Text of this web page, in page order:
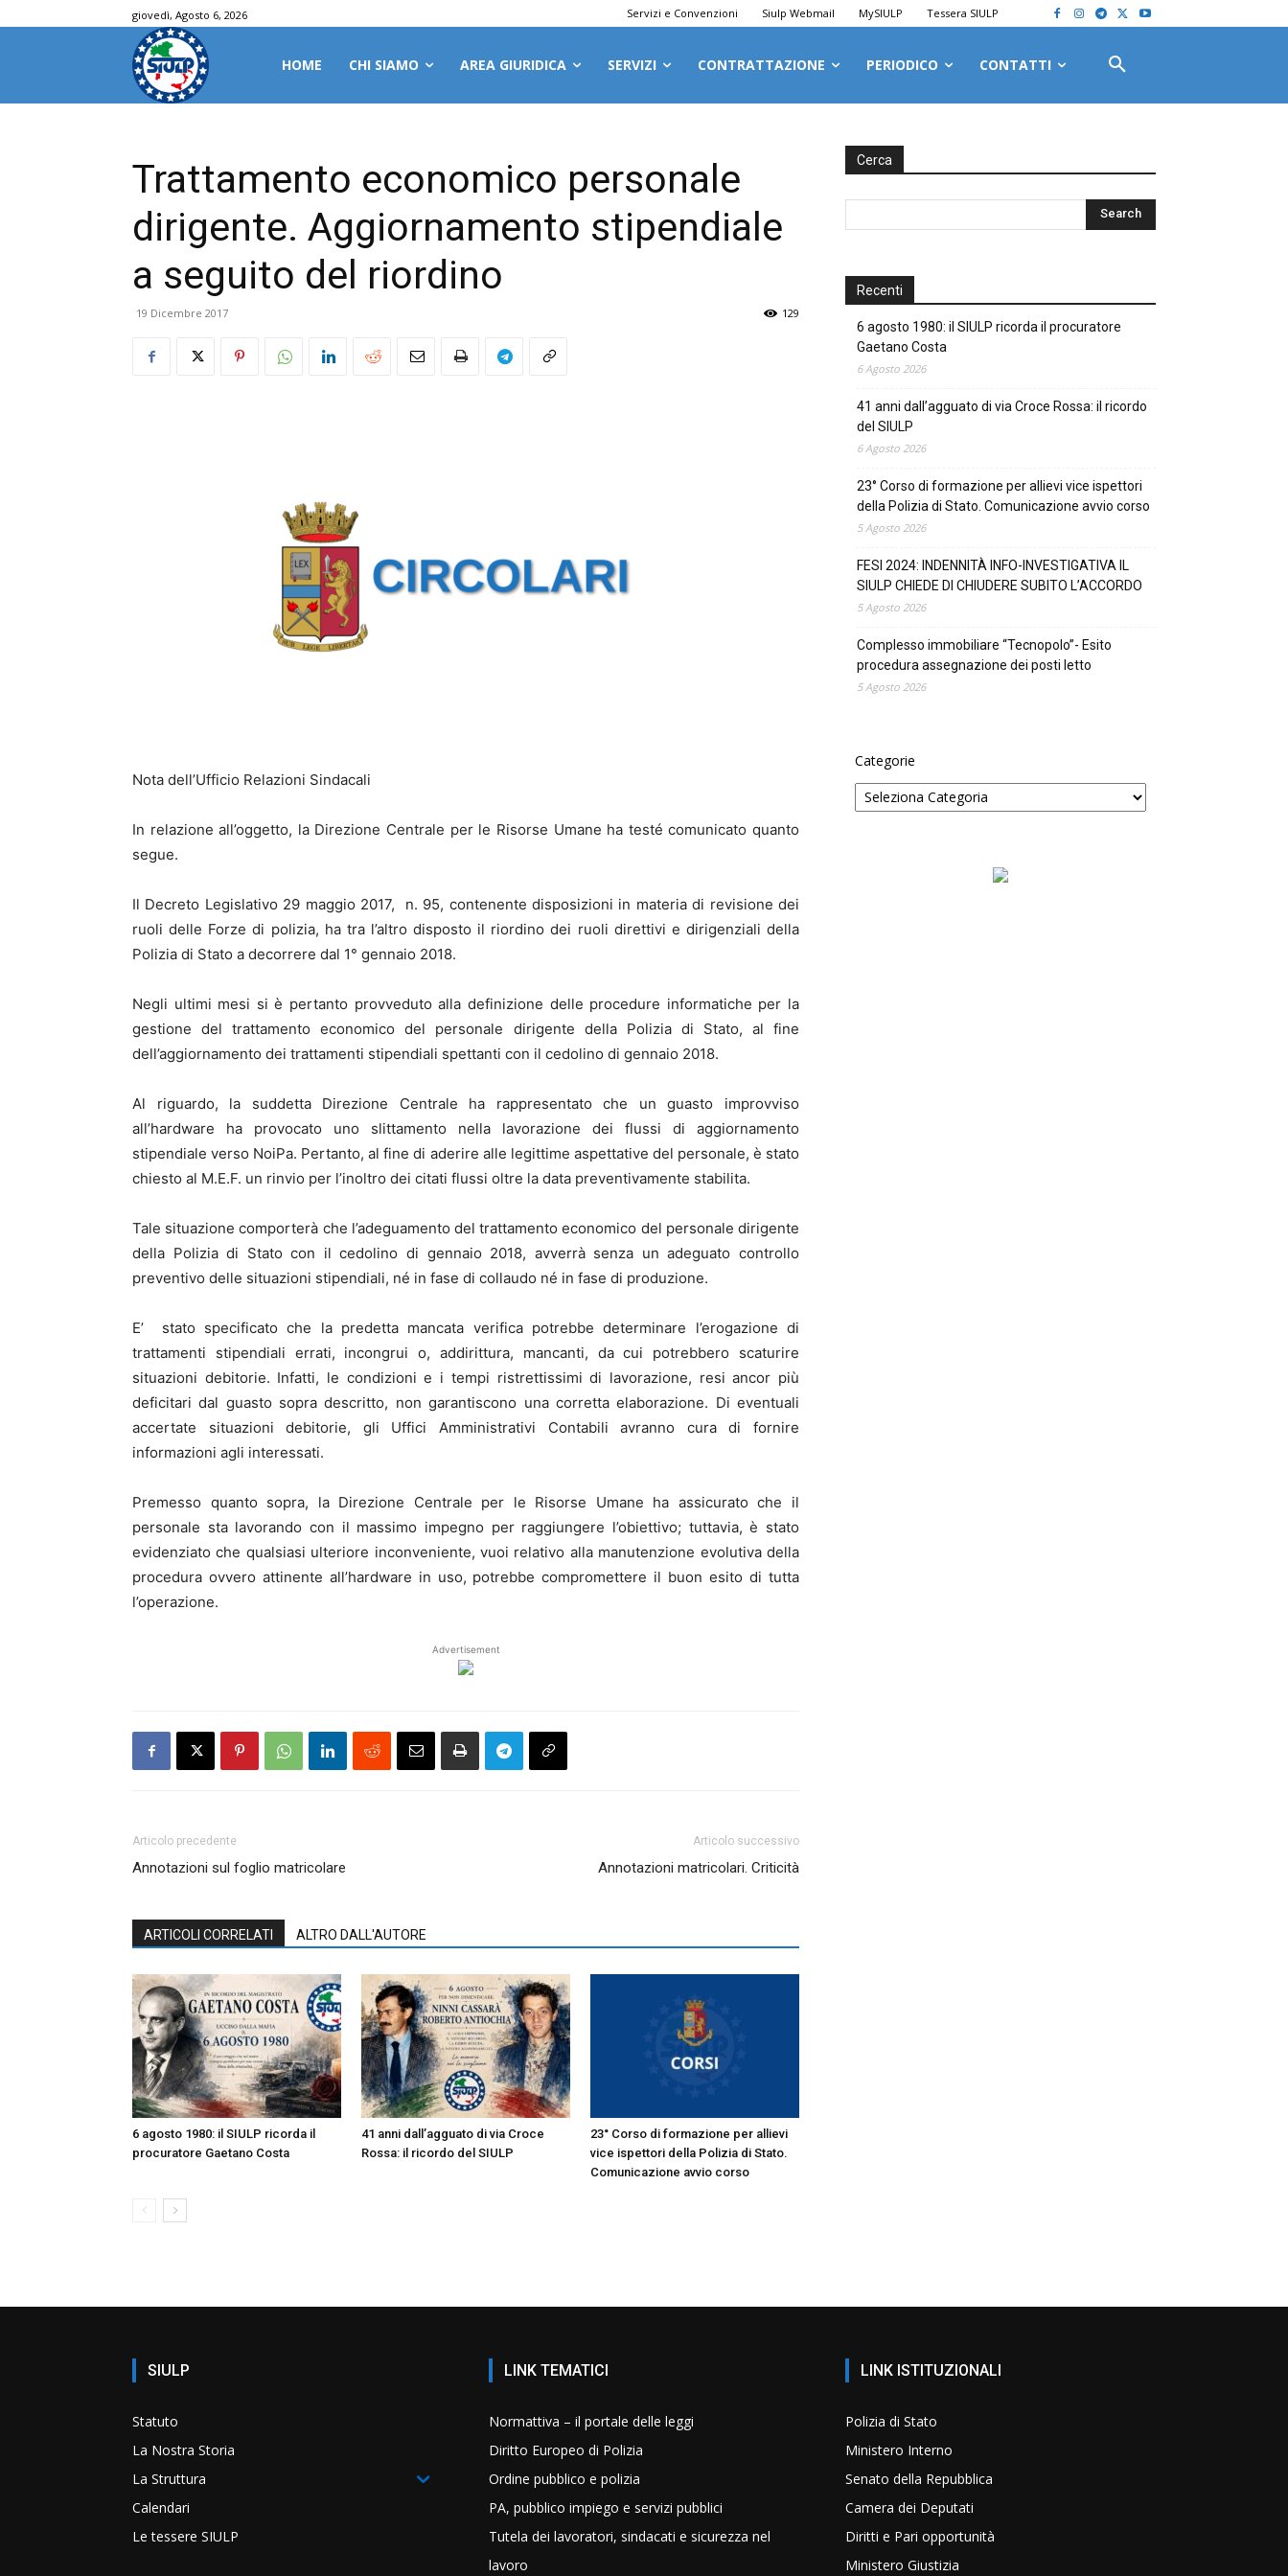
giovedì, Agosto 6, 2026 Servizi e Convenzioni Siulp Webmail MySIULP Tessera SIULP
HOME CHI SIAMO AREA GIURIDICA SERVIZI CONTRATTAZIONE PERIODICO CONTATTI
Trattamento economico personale
dirigente. Aggiornamento stipendiale
a seguito del riordino
19 Dicembre 2017 129
Nota dell’Ufficio Relazioni Sindacali
In relazione all’oggetto, la Direzione Centrale per le Risorse Umane ha testé comunicato quanto
segue.
Il Decreto Legislativo 29 maggio 2017, n. 95, contenente disposizioni in materia di revisione dei
ruoli delle Forze di polizia, ha tra l’altro disposto il riordino dei ruoli direttivi e dirigenziali della
Polizia di Stato a decorrere dal 1° gennaio 2018.
Negli ultimi mesi si è pertanto provveduto alla definizione delle procedure informatiche per la
gestione del trattamento economico del personale dirigente della Polizia di Stato, al fine
dell’aggiornamento dei trattamenti stipendiali spettanti con il cedolino di gennaio 2018.
Al riguardo, la suddetta Direzione Centrale ha rappresentato che un guasto improvviso
all’hardware ha provocato uno slittamento nella lavorazione dei flussi di aggiornamento
stipendiale verso NoiPa. Pertanto, al fine di aderire alle legittime aspettative del personale, è stato
chiesto al M.E.F. un rinvio per l’inoltro dei citati flussi oltre la data preventivamente stabilita.
Tale situazione comporterà che l’adeguamento del trattamento economico del personale dirigente
della Polizia di Stato con il cedolino di gennaio 2018, avverrà senza un adeguato controllo
preventivo delle situazioni stipendiali, né in fase di collaudo né in fase di produzione.
E’ stato specificato che la predetta mancata verifica potrebbe determinare l’erogazione di
trattamenti stipendiali errati, incongrui o, addirittura, mancanti, da cui potrebbero scaturire
situazioni debitorie. Infatti, le condizioni e i tempi ristrettissimi di lavorazione, resi ancor più
deficitari dal guasto sopra descritto, non garantiscono una corretta elaborazione. Di eventuali
accertate situazioni debitorie, gli Uffici Amministrativi Contabili avranno cura di fornire
informazioni agli interessati.
Premesso quanto sopra, la Direzione Centrale per le Risorse Umane ha assicurato che il
personale sta lavorando con il massimo impegno per raggiungere l’obiettivo; tuttavia, è stato
evidenziato che qualsiasi ulteriore inconveniente, vuoi relativo alla manutenzione evolutiva della
procedura ovvero attinente all’hardware in uso, potrebbe compromettere il buon esito di tutta
l’operazione.
Advertisement
Articolo precedente
Annotazioni sul foglio matricolare
Articolo successivo
Annotazioni matricolari. Criticità
ARTICOLI CORRELATI ALTRO DALL'AUTORE
6 agosto 1980: il SIULP ricorda il
procuratore Gaetano Costa
41 anni dall’agguato di via Croce
Rossa: il ricordo del SIULP
23° Corso di formazione per allievi
vice ispettori della Polizia di Stato.
Comunicazione avvio corso
Cerca
Recenti
6 agosto 1980: il SIULP ricorda il procuratore
Gaetano Costa
6 Agosto 2026
41 anni dall’agguato di via Croce Rossa: il ricordo
del SIULP
6 Agosto 2026
23° Corso di formazione per allievi vice ispettori
della Polizia di Stato. Comunicazione avvio corso
5 Agosto 2026
FESI 2024: INDENNITÀ INFO-INVESTIGATIVA IL
SIULP CHIEDE DI CHIUDERE SUBITO L’ACCORDO
5 Agosto 2026
Complesso immobiliare “Tecnopolo”- Esito
procedura assegnazione dei posti letto
5 Agosto 2026
Categorie
SIULP
Statuto
La Nostra Storia
La Struttura
Calendari
Le tessere SIULP
LINK TEMATICI
Normattiva – il portale delle leggi
Diritto Europeo di Polizia
Ordine pubblico e polizia
PA, pubblico impiego e servizi pubblici
Tutela dei lavoratori, sindacati e sicurezza nel
lavoro
LINK ISTITUZIONALI
Polizia di Stato
Ministero Interno
Senato della Repubblica
Camera dei Deputati
Diritti e Pari opportunità
Ministero Giustizia